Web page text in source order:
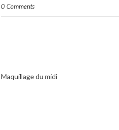
0 Comments
Maquillage du midi